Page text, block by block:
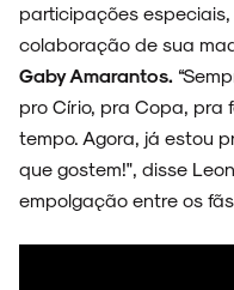
NOVIDADES
NOIZE RECORD CLUB
participações
colaboração de sua
Gaby Amarantos.
pro Círio, pra Copa, pra
tempo. Agora, já estou
que gostem!", disse
empolgação entre os